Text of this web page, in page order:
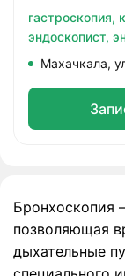
гастроскопия,
эндоскопист,
Махачкала,
Бронхоскопия
позволяющая
дыхательные